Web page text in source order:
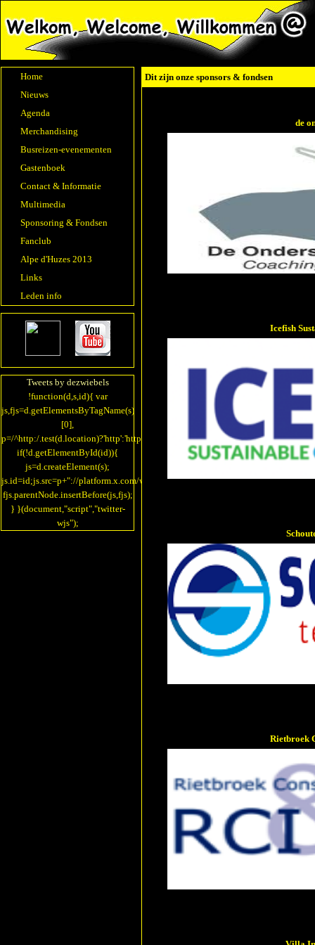
Home
Nieuws
Agenda
Merchandising
Busreizen-evenementen
Gastenboek
Contact & Informatie
Multimedia
Sponsoring & Fondsen
Fanclub
Alpe d'Huzes 2013
Links
Leden info
Tweets by dezwiebels
!function(d,s,id){ var
js,fjs=d.getElementsByTagName(s)
[0],
p=/^http:/.test(d.location)?'http':'https';
if(!d.getElementById(id)){
js=d.createElement(s);
js.id=id;js.src=p+"://platform.x.com/widgets.js";
fjs.parentNode.insertBefore(js,fjs);
} }(document,"script","twitter-
wjs");
Dit zijn onze sponsors & fondsen
de
Icefish
Rietbroek